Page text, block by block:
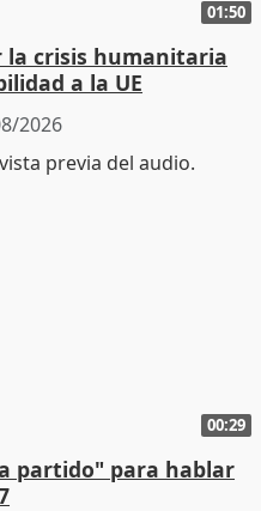
01:50
la crisis humanitaria
a la UE
2026
00:29
partido" para hablar